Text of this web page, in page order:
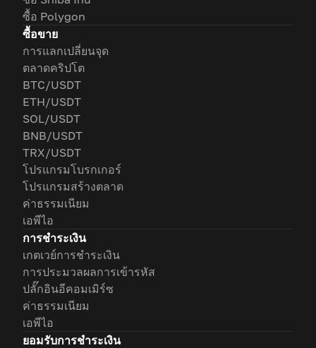
ซื้อ Polygon
ซื้อขาย
การแลกเปลี่ยนจุด
ตลาดคริปโต
BTC/USDT
ETH/USDT
SOL/USDT
BNB/USDT
TRX/USDT
โปรแกรมโบรกเกอร์
โปรแกรมสร้างตลาด
ค่าธรรมเนียม
เอพีไอ
การชำระเงิน
เกตเวย์การชำระเงิน
การประมวลผลการเข้ารหัส
ปลั๊กอินอีคอมเมิร์ซ
ค่าธรรมเนียม
เอพีไอ
ยอมรับการชำระเงิน